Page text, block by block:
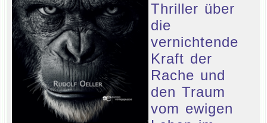
Thriller über
die
vernichtende
Kraft der
Rache und
den Traum
vom ewigen